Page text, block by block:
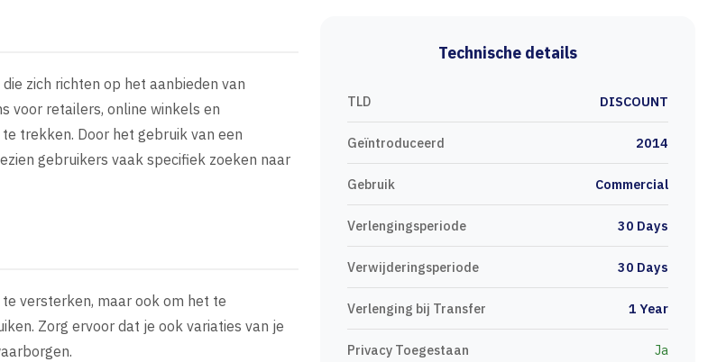
zich richten op het aanbieden van
voor retailers, online winkels en
trekken. Door het gebruik van een
gebruikers vaak specifiek zoeken naar
versterken, maar ook om het te
Zorg ervoor dat je ook variaties van je
Technische details
TLD DISCOUNT
Geïntroduceerd 2014
Gebruik Commercial
Verlengingsperiode 30 Days
Verwijderingsperiode 30 Days
Verlenging bij Transfer 1 Year
Privacy Toegestaan Ja